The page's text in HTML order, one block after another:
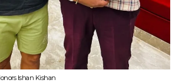
Ishan Kishan